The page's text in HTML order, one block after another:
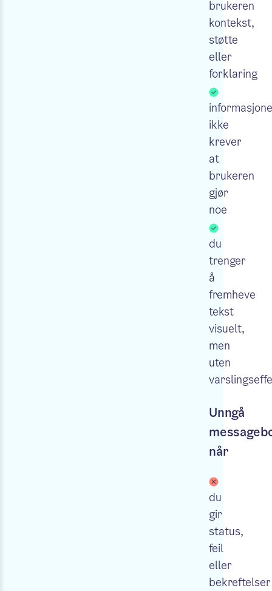
brukeren
kontekst,
støtte
eller
forklaring
ikke
krever
at
brukeren
gjør
noe
du
trenger
å
fremheve
tekst
visuelt,
men
uten
Unngå
når
du
gir
status,
feil
eller
bekreftelser